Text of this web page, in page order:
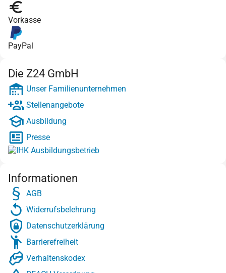
Vorkasse
PayPal
Die Z24 GmbH
Unser Familienunternehmen
Stellenangebote
Ausbildung
Presse
Informationen
AGB
Widerrufsbelehrung
Datenschutzerklärung
Barrierefreiheit
Verhaltenskodex